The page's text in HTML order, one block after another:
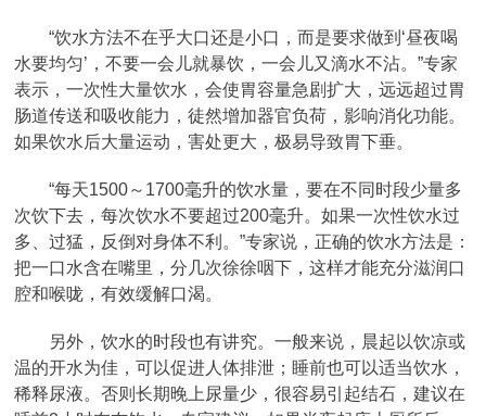
“饮水方法不在乎大口还是小口，而是要求做到‘昼夜喝
水要均匀’，不要一会儿就暴饮，一会儿又滴水不沾。”专家
表示，一次性大量饮水，会使胃容量急剧扩大，远远超过胃
肠道传送和吸收能力，徒然增加器官负荷，影响消化功能。
如果饮水后大量运动，害处更大，极易导致胃下垂。
“每天1500～1700毫升的饮水量，要在不同时段少量多
次饮下去，每次饮水不要超过200毫升。如果一次性饮水过
多、过猛，反倒对身体不利。”专家说，正确的饮水方法是：
把一口水含在嘴里，分几次徐徐咽下，这样才能充分滋润口
腔和喉咙，有效缓解口渴。
另外，饮水的时段也有讲究。一般来说，晨起以饮凉或
温的开水为佳，可以促进人体排泄；睡前也可以适当饮水，
稀释尿液。否则长期晚上尿量少，很容易引起结石，建议在